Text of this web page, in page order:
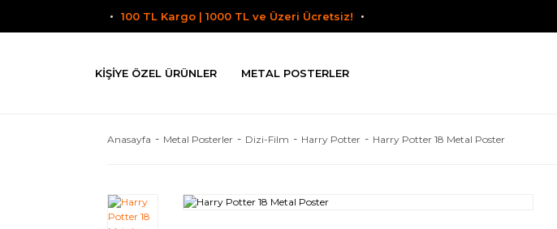
100 TL Kargo | 1000 TL ve Üzeri Ücretsiz!
KIŞIYE ÖZEL ÜRÜNLER METAL POSTERLER
Anasayfa Metal Posterler Dizi-Film Harry Potter Harry Potter 18 Metal Poster